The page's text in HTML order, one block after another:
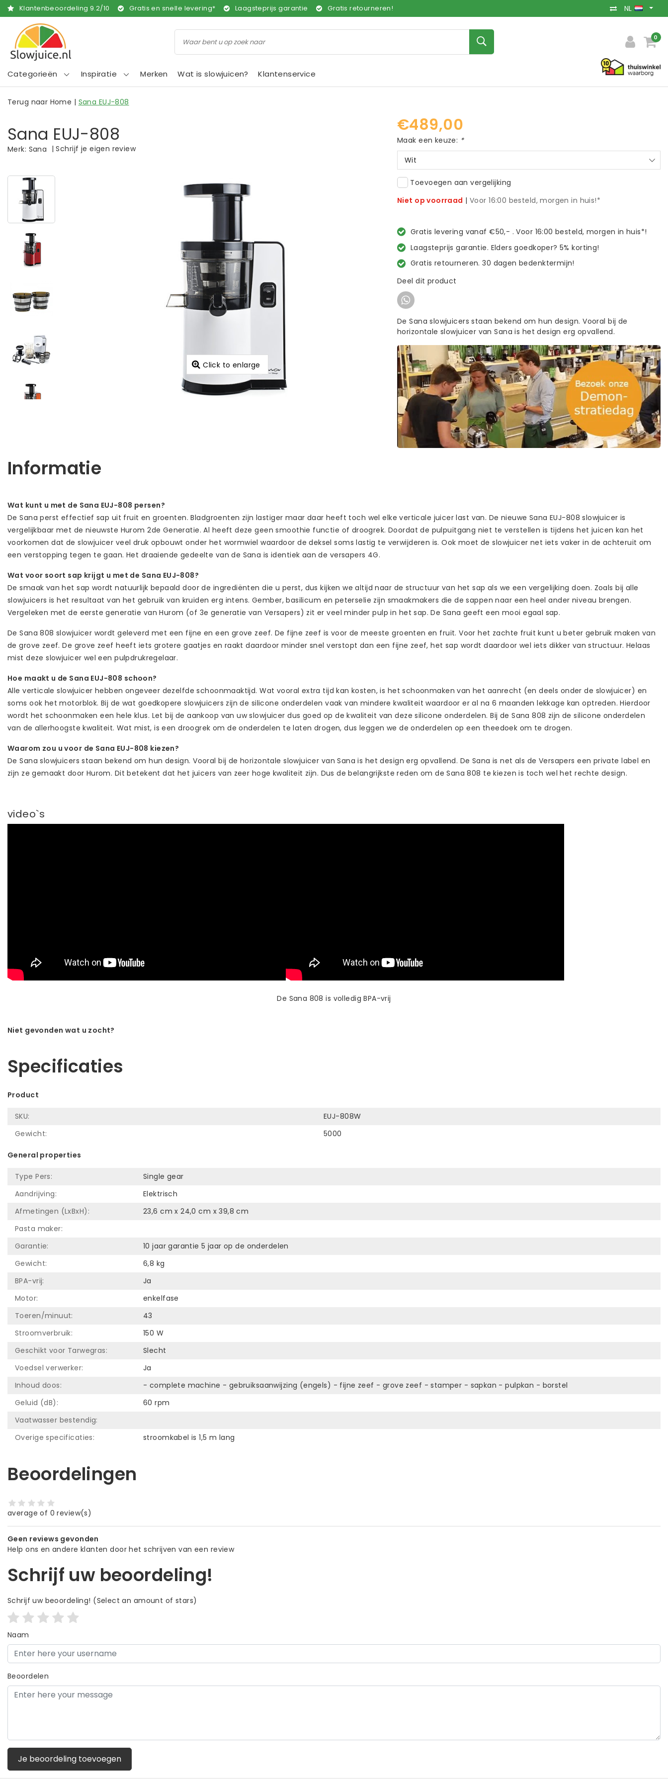
Klantenbeoordeling 9.2/10 Gratis en snelle levering* Laagsteprijs garantie Gratis retourneren! NL
0
Categorieën Inspiratie Merken Wat is slowjuicen? Klantenservice
Terug naar Home | Sana EUJ-808
Sana EUJ-808
Merk: Sana |Schrijf je eigen review
Click to enlarge
€489,00
Maak een keuze: *
Wit
Toevoegen aan vergelijking
Niet op voorraad | Voor 16:00 besteld, morgen in huis!*
Gratis levering vanaf €50,- . Voor 16:00 besteld, morgen in huis*!
Laagsteprijs garantie. Elders goedkoper? 5% korting!
Gratis retourneren. 30 dagen bedenktermijn!
Deel dit product
De Sana slowjuicers staan bekend om hun design. Vooral bij de
horizontale slowjuicer van Sana is het design erg opvallend.
Informatie
Wat kunt u met de Sana EUJ-808 persen?
De Sana perst effectief sap uit fruit en groenten. Bladgroenten zijn lastiger maar daar heeft toch wel elke verticale juicer last van. De nieuwe Sana EUJ-808 slowjuicer is
vergelijkbaar met de nieuwste Hurom 2de Generatie. Al heeft deze geen smoothie functie of droogrek. Doordat de pulpuitgang niet te verstellen is tijdens het juicen kan het
voorkomen dat de slowjuicer veel druk opbouwt onder het wormwiel waardoor de deksel soms lastig te verwijderen is. Ook moet de slowjuicer net iets vaker in de achteruit om
een verstopping tegen te gaan. Het draaiende gedeelte van de Sana is identiek aan de versapers 4G.
Wat voor soort sap krijgt u met de Sana EUJ-808?
De smaak van het sap wordt natuurlijk bepaald door de ingrediënten die u perst, dus kijken we altijd naar de structuur van het sap als we een vergelijking doen. Zoals bij alle
slowjuicers is het resultaat van het gebruik van kruiden erg intens. Gember, basilicum en peterselie zijn smaakmakers die de sappen naar een heel ander niveau brengen.
Vergeleken met de eerste generatie van Hurom (of 3e generatie van Versapers) zit er veel minder pulp in het sap. De Sana geeft een mooi egaal sap.
De Sana 808 slowjuicer wordt geleverd met een fijne en een grove zeef. De fijne zeef is voor de meeste groenten en fruit. Voor het zachte fruit kunt u beter gebruik maken van
de grove zeef. De grove zeef heeft iets grotere gaatjes en raakt daardoor minder snel verstopt dan een fijne zeef, het sap wordt daardoor wel iets dikker van structuur. Helaas
mist deze slowjuicer wel een pulpdrukregelaar.
Hoe maakt u de Sana EUJ-808 schoon?
Alle verticale slowjuicer hebben ongeveer dezelfde schoonmaaktijd. Wat vooral extra tijd kan kosten, is het schoonmaken van het aanrecht (en deels onder de slowjuicer) en
soms ook het motorblok. Bij de wat goedkopere slowjuicers zijn de silicone onderdelen vaak van mindere kwaliteit waardoor er al na 6 maanden lekkage kan optreden. Hierdoor
wordt het schoonmaken een hele klus. Let bij de aankoop van uw slowjuicer dus goed op de kwaliteit van deze silicone onderdelen. Bij de Sana 808 zijn de silicone onderdelen
van de allerhoogste kwaliteit. Wat mist, is een droogrek om de onderdelen te laten drogen, dus leggen we de onderdelen op een theedoek om te drogen.
Waarom zou u voor de Sana EUJ-808 kiezen?
De Sana slowjuicers staan bekend om hun design. Vooral bij de horizontale slowjuicer van Sana is het design erg opvallend. De Sana is net als de Versapers een private label en
zijn ze gemaakt door Hurom. Dit betekent dat het juicers van zeer hoge kwaliteit zijn. Dus de belangrijkste reden om de Sana 808 te kiezen is toch wel het rechte design.
video`s
De Sana 808 is volledig BPA-vrij
Niet gevonden wat u zocht?
Specificaties
Product
SKU:
EUJ-808W
Gewicht:
5000
General properties
Type Pers:
Single gear
Aandrijving:
Elektrisch
Afmetingen (LxBxH):
23,6 cm x 24,0 cm x 39,8 cm
Pasta maker:
Garantie:
10 jaar garantie 5 jaar op de onderdelen
Gewicht:
6,8 kg
BPA-vrij:
Ja
Motor:
enkelfase
Toeren/minuut:
43
Stroomverbruik:
150 W
Geschikt voor Tarwegras:
Slecht
Voedsel verwerker:
Ja
Inhoud doos:
- complete machine - gebruiksaanwijzing (engels) - fijne zeef - grove zeef - stamper - sapkan - pulpkan - borstel
Geluid (dB):
60 rpm
Vaatwasser bestendig:
Overige specificaties:
stroomkabel is 1,5 m lang
Beoordelingen
average of 0 review(s)
Geen reviews gevonden
Help ons en andere klanten door het schrijven van een review
Schrijf uw beoordeling!
Schrijf uw beoordeling! (Select an amount of stars)
Naam
Beoordelen
Je beoordeling toevoegen